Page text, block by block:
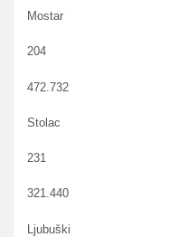
Mostar
204
472.732
Stolac
231
321.440
Ljubuški